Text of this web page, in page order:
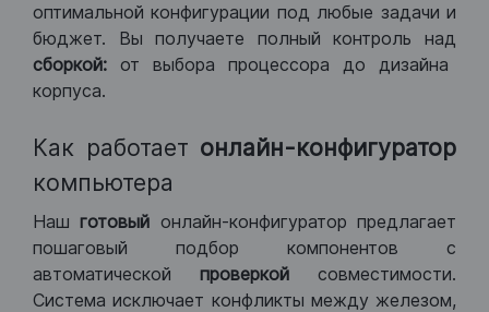
оптимальной конфигурации под любые задачи и
бюджет. Вы получаете полный контроль над
сборкой: от выбора процессора до дизайна
корпуса.
Как работает онлайн-конфигуратор
компьютера
Нашготовый онлайн-конфигуратор предлагает
пошаговый подбор компонентов с
автоматической проверкой совместимости.
Система исключает конфликты между железом,